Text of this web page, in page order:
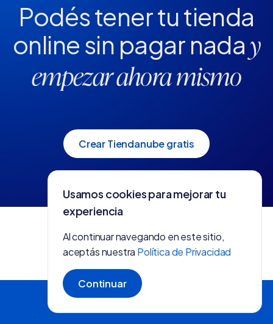
Usamos cookies para mejorar tu
experiencia
Al continuar navegando en este sitio,
aceptás nuestra Política de Privacidad
Continuar
Podés tener tu tienda
onlinesin pagar nada y
empezar ahora mismo
Crear Tiendanube gratis
Crear tienda gratis